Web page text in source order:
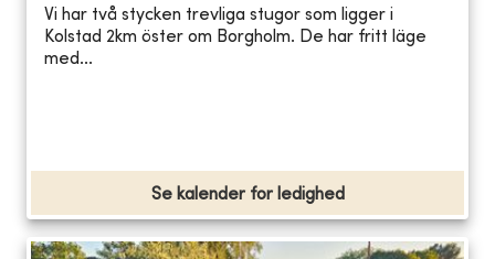
Vi har två stycken trevliga stugor som ligger i
Kolstad 2km öster om Borgholm. De har fritt läge
med...
Se kalender for ledighed